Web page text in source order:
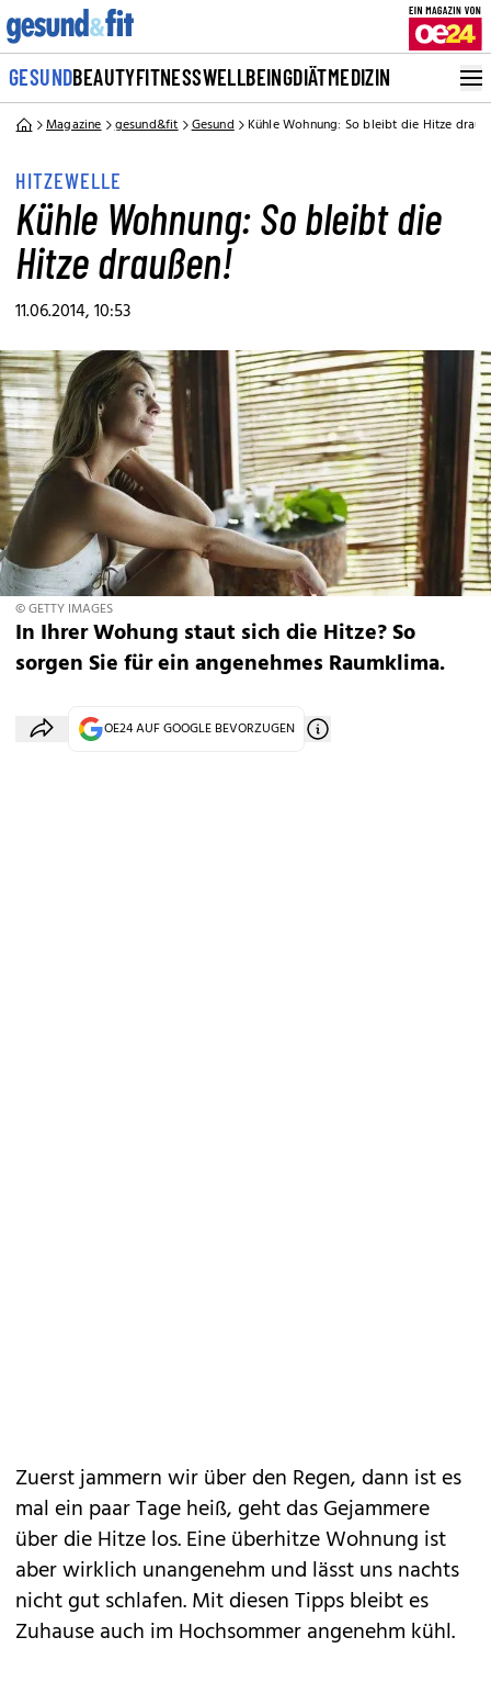
GESUNDBEAUTYFITNESSWELLBEINGDIÄTMEDIZIN
Magazine gesund&fit Gesund Kühle Wohnung: So bleibt die Hitze
HITZEWELLE
Kühle Wohnung: So bleibt die
Hitze draußen!
11.06.2014, 10:53
© GETTY IMAGES
In Ihrer Wohung staut sich die Hitze? So
sorgen Sie für ein angenehmes Raumklima.
OE24 AUF GOOGLE BEVORZUGEN
Zuerst jammern wir über den Regen, dann ist es
mal ein paar Tage heiß, geht das Gejammere
über die Hitze los. Eine überhitze Wohnung ist
aber wirklich unangenehm und lässt uns nachts
nicht gut schlafen. Mit diesen Tipps bleibt es
Zuhause auch im Hochsommer angenehm kühl.